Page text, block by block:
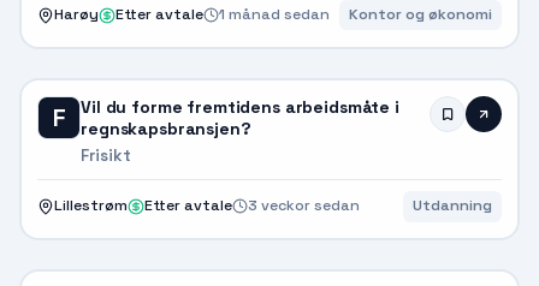
Harøy Etter avtale 1 månad sedan Kontor og økonomi
F
Vil du forme fremtidens arbeidsmåte i
regnskapsbransjen?
Frisikt
Lillestrøm Etter avtale 3 veckor sedan Utdanning